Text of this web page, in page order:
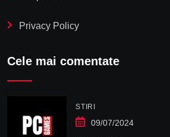
Privacy Policy
Cele mai comentate
STIRI
09/07/2024